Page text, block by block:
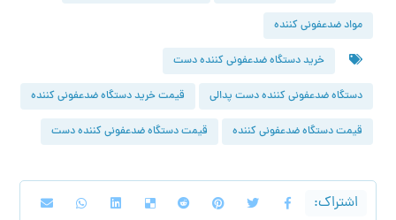
مواد ضدعفونی کننده
خرید دستگاه ضدعفونی کننده دست
دستگاه ضدعفونی کننده دست پدالی قیمت خرید دستگاه ضدعفونی کننده
قیمت دستگاه ضدعفونی کننده قیمت دستگاه ضدعفونی کننده دست